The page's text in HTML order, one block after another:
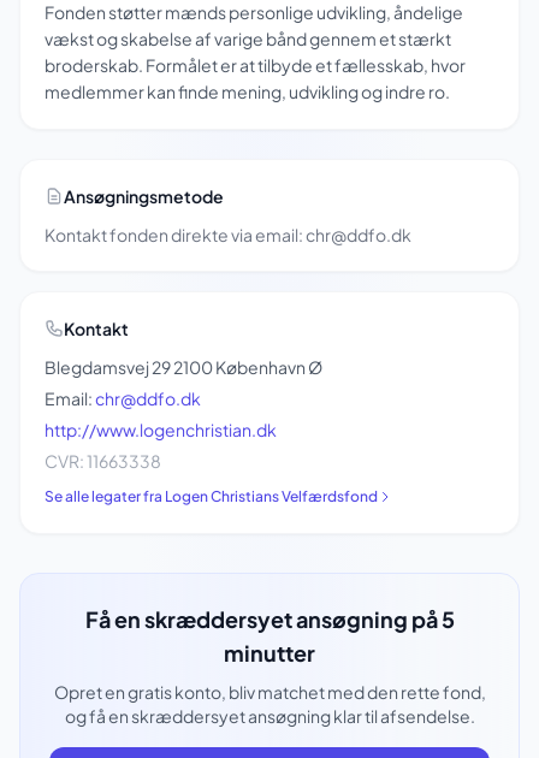
Fonden støtter mænds personlige udvikling, åndelige
vækst og skabelse af varige bånd gennem et stærkt
broderskab. Formålet er at tilbyde et fællesskab, hvor
medlemmer kan finde mening, udvikling og indre ro.
Ansøgningsmetode
Kontakt fonden direkte via email: chr@ddfo.dk
Kontakt
Blegdamsvej 29 2100 København Ø
Email:chr@ddfo.dk
http://www.logenchristian.dk
CVR: 11663338
Se alle legater fra Logen Christians Velfærdsfond
Få en skræddersyet ansøgning på 5
minutter
Opret en gratis konto, bliv matchet med den rette fond,
og få en skræddersyet ansøgning klar til afsendelse.